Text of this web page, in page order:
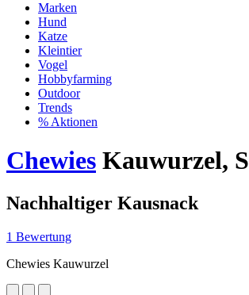
Marken
Hund
Katze
Kleintier
Vogel
Hobbyfarming
Outdoor
Trends
% Aktionen
Chewies Kauwurzel, S
Nachhaltiger Kausnack
1 Bewertung
Chewies Kauwurzel